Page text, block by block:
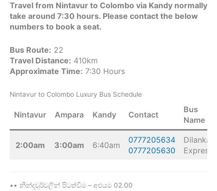
Travel from Nintavur to Colombo via Kandy normally
take around 7:30 hours. Please contact the below
numbers to book a seat.
Bus Route: 22
Travel Distance: 410km
Approximate Time: 7:30 Hours
Nintavur to Colombo Luxury Bus Schedule
Nintavur Ampara Kandy Contact
Bus
Name
2:00am 3:00am 6:40am
0777205634
0777205630
Dilanka
Express
•• නින්දවූර්වලින් පිටත්වීම – අළුයම 02.00